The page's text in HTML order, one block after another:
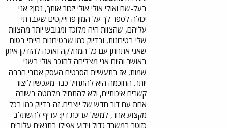
בעל-שם ואולי אולי אולי יזכור אותך, נכון? אני
יכולה לספר לך על המון פרוייקטים שעבדתי
עליהם, שהצוות היה מלוכד ומגובש יותר מהצוות
שלי בטירונות, ובדיוק כמו שבטירונות הייתי בטוח
שאני אתחתן עם כל המחלקה ואזכה להזדקן איתן
באושר והיום אני מצליחה להזכר אולי בשני
שמות, אז בתעשיית הסרטים העסק אכזרי הרבה
יותר. החוכמה היא להתחיל כבר מעכשיו ליצור
קשרים איכותיים, ולא להתחיל מלמטה בשורה
אחת עם דור חדש של יוצרים. זה בדיוק כמו בכל
מקצוע אחר, למשל עריכת דין: עדיף להשתלב
כזוטר במשרד גדול וידוע אפילו בתנאים עלובים